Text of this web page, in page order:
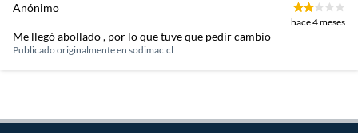
Anónimo
hace 4 meses
Me llegó abollado , por lo que tuve que pedir cambio
Publicado originalmente en sodimac.cl